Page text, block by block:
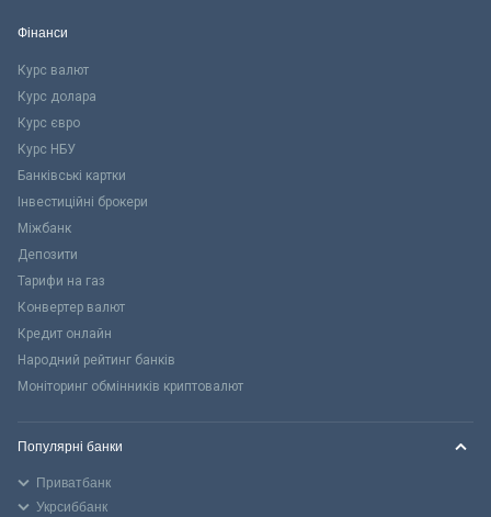
Фінанси
Курс валют
Курс долара
Курс євро
Курс НБУ
Банківські картки
Інвестиційні брокери
Міжбанк
Депозити
Тарифи на газ
Конвертер валют
Кредит онлайн
Народний рейтинг банків
Моніторинг обмінників криптовалют
Популярні банки
Приватбанк
Укрсиббанк